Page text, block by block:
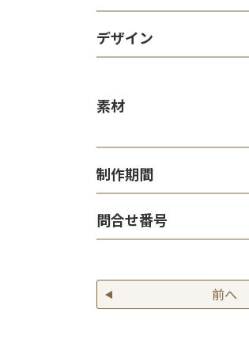
デザイン
素材
制作期間
問合せ番号
前へ